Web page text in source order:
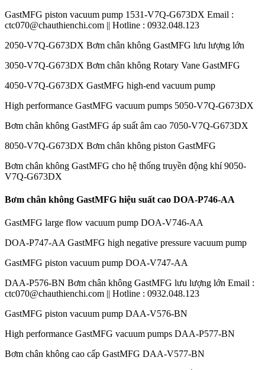
GastMFG piston vacuum pump 1531-V7Q-G673DX Email :
ctc070@chauthienchi.com || Hotline : 0932.048.123
2050-V7Q-G673DX Bơm chân không GastMFG lưu lượng lớn
3050-V7Q-G673DX Bơm chân không Rotary Vane GastMFG
4050-V7Q-G673DX GastMFG high-end vacuum pump
High performance GastMFG vacuum pumps 5050-V7Q-G673DX
Bơm chân không GastMFG áp suất âm cao 7050-V7Q-G673DX
8050-V7Q-G673DX Bơm chân không piston GastMFG
Bơm chân không GastMFG cho hệ thống truyền động khí 9050-
V7Q-G673DX
Bơm chân không GastMFG hiệu suất cao DOA-P746-AA
GastMFG large flow vacuum pump DOA-V746-AA
DOA-P747-AA GastMFG high negative pressure vacuum pump
GastMFG piston vacuum pump DOA-V747-AA
DAA-P576-BN Bơm chân không GastMFG lưu lượng lớn Email :
ctc070@chauthienchi.com || Hotline : 0932.048.123
GastMFG piston vacuum pump DAA-V576-BN
High performance GastMFG vacuum pumps DAA-P577-BN
Bơm chân không cao cấp GastMFG DAA-V577-BN